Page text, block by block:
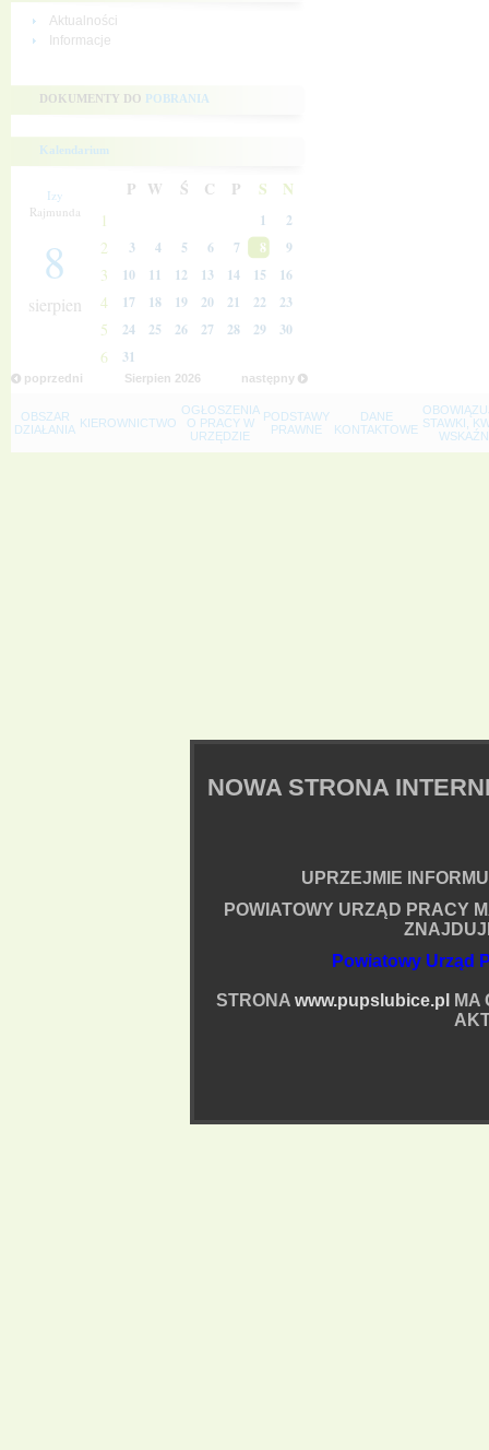
Aktualności
Informacje
DOKUMENTY DO POBRANIA
Kalendarium
Izy
Rajmunda
8
sierpien
P W Ś C P S N
1 1 2
2 3 4 5 6 7 8 9
3 10 11 12 13 14 15 16
4 17 18 19 20 21 22 23
5 24 25 26 27 28 29 30
6 31
poprzedni następny
Sierpien 2026
OBSZAR
DZIAŁANIA KIEROWNICTWO
OGŁOSZENIA
O PRACY W
URZĘDZIE
PODSTAWY
PRAWNE
DANE
KONTAKTOWE STAWKI,
NOWA STRONA
UPRZEJMIE
POWIATOWY URZĄD PRACY
Powiatowy Urząd
STRONA www.pupslubice.pl
MA